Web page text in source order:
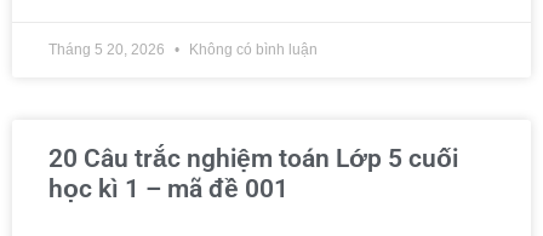
Tháng 5 20, 2026 Không có bình luận
20 Câu trắc nghiệm toán Lớp 5 cuối
học kì 1 – mã đề 001